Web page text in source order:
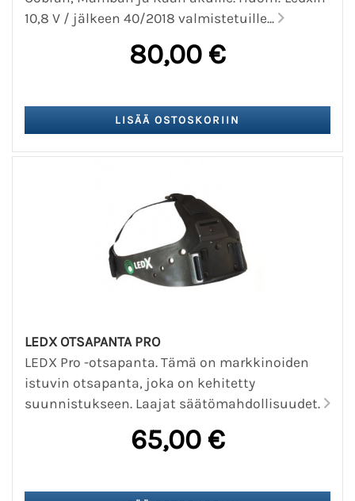
10,8 V / jälkeen 40/2018 valmistetuille...
80,00 €
LEDX OTSAPANTA PRO
LEDX Pro -otsapanta. Tämä on markkinoiden
istuvin otsapanta, joka on kehitetty
suunnistukseen. Laajat säätömahdollisuudet.
65,00 €